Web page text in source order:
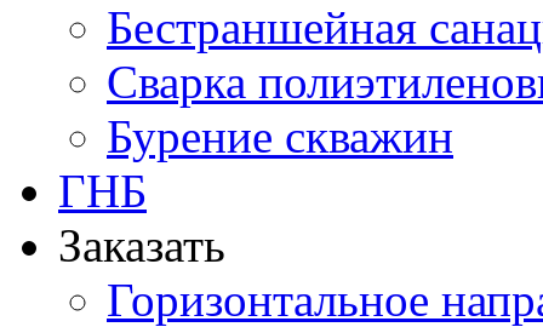
Бестраншейная
Сварка
Бурение скважин
ГНБ
Заказать
Горизонтальное